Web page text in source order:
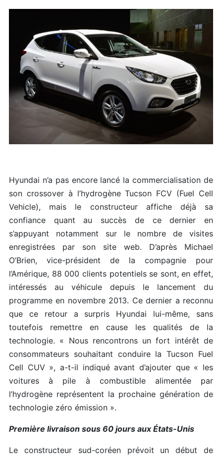
Hyundai n’a pas encore lancé la commercialisation de
son crossover à l’hydrogène Tucson FCV (Fuel Cell
Vehicle), mais le constructeur affiche déjà sa
confiance quant au succès de ce dernier en
s’appuyant notamment sur le nombre de visites
enregistrées par son site web. D’après Michael
O’Brien, vice-président de la compagnie pour
l’Amérique, 88 000 clients potentiels se sont, en effet,
intéressés au véhicule depuis le lancement du
programme en novembre 2013. Ce dernier a reconnu
que ce retour a surpris Hyundai lui-même, sans
toutefois remettre en cause les qualités de la
technologie. « Nous rencontrons un fort intérêt de
consommateurs souhaitant conduire la Tucson Fuel
Cell CUV », a-t-il indiqué avant d’ajouter que « les
voitures à pile à combustible alimentée par
l’hydrogène représentent la prochaine génération de
technologie zéro émission ».
Première livraison sous 60 jours aux États-Unis
Le constructeur sud-coréen prévoit un début de